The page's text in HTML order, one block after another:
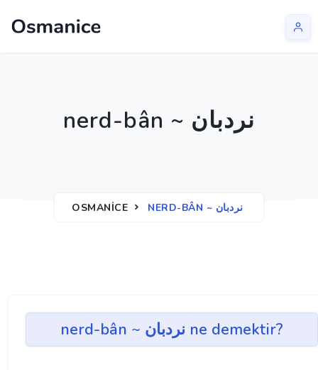
nerd-bân ~ نردبان
OSMANICE NERD-BÂN ~ نردبان
nerd-bân ~ نردبان ne demektir?